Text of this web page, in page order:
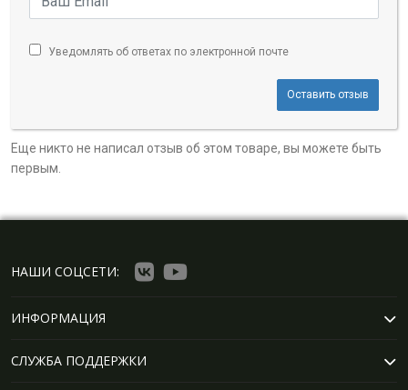
Уведомлять об ответах по электронной почте
Оставить отзыв
Еще никто не написал отзыв об этом товаре, вы можете быть
первым.
НАШИ СОЦСЕТИ:
ИНФОРМАЦИЯ
СЛУЖБА ПОДДЕРЖКИ